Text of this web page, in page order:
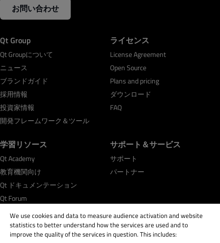
お問い合わせ
Qt Group
Qt Groupについて
ニュース
ブランドガイド
採用情報
投資家情報
開発フレームワーク＆ツール
ライセンス
License Agreement
Open Source
Plans and pricing
ダウンロード
FAQ
学習リソース
Qt Academy
教育機関向け
Qt ドキュメンテーション
Qt Forum
サポート＆サービス
サポート
パートナー
We use cookies and data to measure audience activation and website
statistics to better understand how the services are used and to
improve the quality of the services in question. This includes: